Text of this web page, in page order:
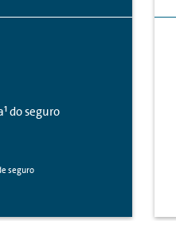
do seguro
seguro